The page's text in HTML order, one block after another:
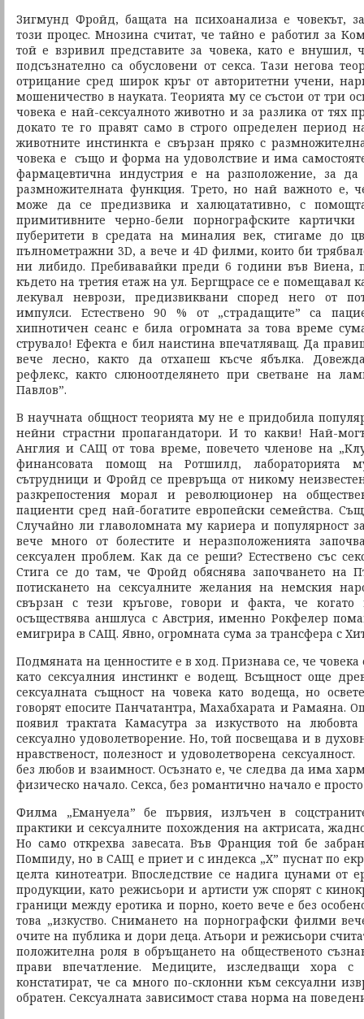
Зигмунд Фройд, бащата на психоанализа е човекът,
този процес. Мнозина считат, че тайно е работил за
той е взривил представите за човека, като е внушил,
подсъзнателно са обусловени от секса. Тази негова
отрицание сред широк кръг от авторитетни учени,
мошеничество в науката. Теорията му се състои от три
човека е най-сексуалното животно и за разлика от тях
докато те го правят само в строго определен период
животните инстинкта е свързан пряко с
човека е също и форма на удоволствие и има
фармацевтична индустрия е на разположение, за
размножителната функция. Трето, но най важното е,
може да се предизвика и халюцатативно, с
примитивните черно-бели порнографските
пуберитети в средата на миналия век, стигаме до
пълнометражни 3D, а вече и 4D филми, които би
ни либидо. Пребивавайки преди 6 години във Виена,
където на третия етаж на ул. Бергщрасе се е помещавал
лекувал неврози, предизвиквани според него от
импулси. Естествено 90 % от „страдащите” са
хипнотичен сеанс е била огромната за това време
струвало! Ефекта е бил наистина впечатляващ. Да
вече лесно, както да отхапеш късче ябълка.
рефлекс, както слюноотделянето при светване на
Павлов”.
В научната общност теорията му не е придобила
нейни страстни пропагандатори. И то какви! Най-
Англия и САЩ от това време, повечето членове на
финансовата помощ на Ротшилд, лабораторията
сътрудници и Фройд се превръща от никому
разкрепостения морал и революционер на
пациенти сред най-богатите европейски семейства.
Случайно ли главоломната му кариера и популярност
вече много от болестите и неразположенията
сексуален проблем. Как да се реши? Естествено със
Стига се до там, че Фройд обяснява започването на
потискането на сексуалните желания на немския
свързан с тези кръгове, говори и факта, че
осъществява аншлуса с Австрия, именно Рокфелер
емигрира в САЩ. Явно, огромната сума за трансфера с
Подмяната на ценностите е в ход. Признава се, че
като сексуалния инстинкт е водещ. Всъщност още
сексуалната същност на човека като водеща, но
говорят епосите Панчатантра, Махабхарата и Рамаяна.
появил трактата Камасутра за изкуството на
сексуално удоволетворение. Но, той посвещава и в
нравственост, полезност и удоволетворена
без любов и взаимност. Осъзнато е, че следва да има
физическо начало. Секса, без романтично начало е
Филма „Емануeла” бе първия, излъчен в
практики и сексуалните похождения на актрисата,
Но само открехва завесата. Във Франция той бе
Помпиду, но в САЩ е приет и с индекса „Х” пуснат по
целта кинотеатри. Впоследствие се надига цунами от
продукции, като режисьори и артисти уж спорят с
граници между еротика и порно, което вече е без
това „изкуство. Снимането на порнографски филми
очите на публика и дори деца. Атьори и режисьори
положителна роля в обръщането на общественото
прави впечатление. Медиците, изследващи хора с
констатират, че са много по-склонни към сексуални
обратен. Сексуалната зависимост става норма на